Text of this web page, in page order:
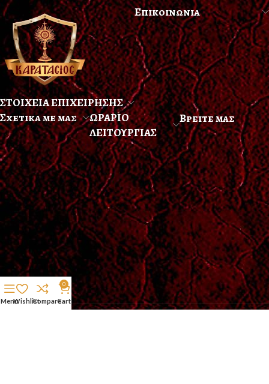
ΣΤΟΙΧΕΙΑ ΕΠΙΧΕΙΡΗΣΗΣ
Επικοινωνια
Σχετικα με μας
ΩΡΑΡΙΟ
ΛΕΙΤΟΥΡΓΙΑΣ
Βρειτε μας
MenuWishlistCompare
0
Cart